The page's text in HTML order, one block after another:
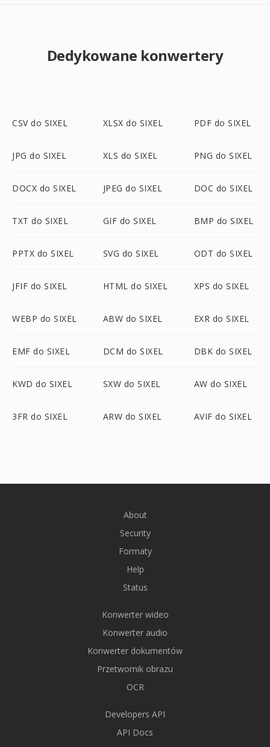
Dedykowane konwertery
CSV do SIXEL XLSX do SIXEL PDF do SIXEL
JPG do SIXEL XLS do SIXEL PNG do SIXEL
DOCX do SIXEL JPEG do SIXEL DOC do SIXEL
TXT do SIXEL GIF do SIXEL BMP do SIXEL
PPTX do SIXEL SVG do SIXEL ODT do SIXEL
JFIF do SIXEL HTML do SIXEL XPS do SIXEL
WEBP do SIXEL ABW do SIXEL EXR do SIXEL
EMF do SIXEL DCM do SIXEL DBK do SIXEL
KWD do SIXEL SXW do SIXEL AW do SIXEL
3FR do SIXEL ARW do SIXEL AVIF do SIXEL
About
Security
Formaty
Help
Status
Konwerter wideo
Konwerter audio
Konwerter dokumentów
Przetwornik obrazu
OCR
Developers API
API Docs